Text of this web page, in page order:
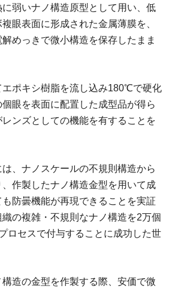
弱いナノ構造原型として用い、低
眼表面に形成された金属薄膜を、
めっきで微小構造を保存したまま
ポキシ樹脂を流し込み180℃で硬化
眼を表面に配置した成型品が得ら
ンズとしての機能を有することを
は、ナノスケールの不規則構造から
作製したナノ構造金型を用いて成
防曇機能が再現できることを実証
の複雑・不規則なナノ構造を2万個
ロセスで付与することに成功した世
造の金型を作製する際、安価で微